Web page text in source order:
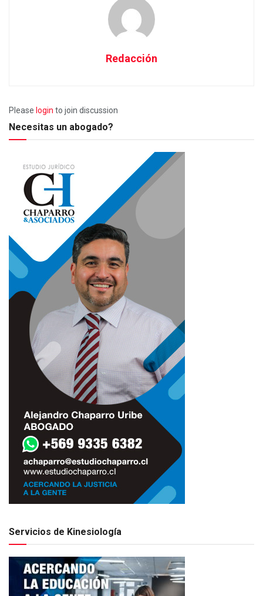
Redacción
Please login to join discussion
Necesitas un abogado?
Servicios de Kinesiología